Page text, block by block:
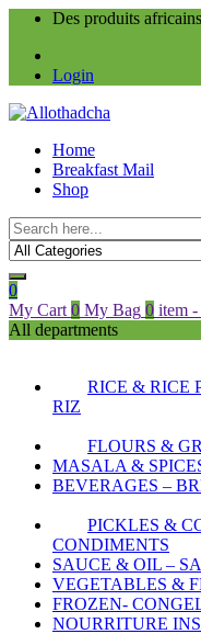
Des produits
Login
Home
Breakfast Mail
Shop
0
My Cart 0 My Bag 0 item -
All departments
RICE & RICE
RIZ
FLOURS &
MASALA &
BEVERAGES –
PICKLES &
CONDIMENTS
SAUCE & OIL –
VEGETABLES &
FROZEN-
NOURRITURE